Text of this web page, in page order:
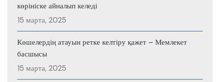
көрініске айналып келеді
15 марта, 2025
Көшелердің атауын ретке келтіру қажет – Мемлекет
басшысы
15 марта, 2025